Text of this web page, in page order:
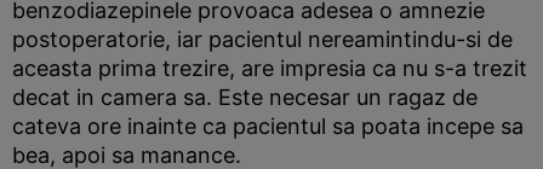
benzodiazepinele provoaca adesea o amnezie
postoperatorie, iar pacientul nereamintindu-si de
aceasta prima trezire, are impresia ca nu s-a trezit
decat in camera sa. Este necesar un ragaz de
cateva ore inainte ca pacientul sa poata incepe sa
bea, apoi sa manance.